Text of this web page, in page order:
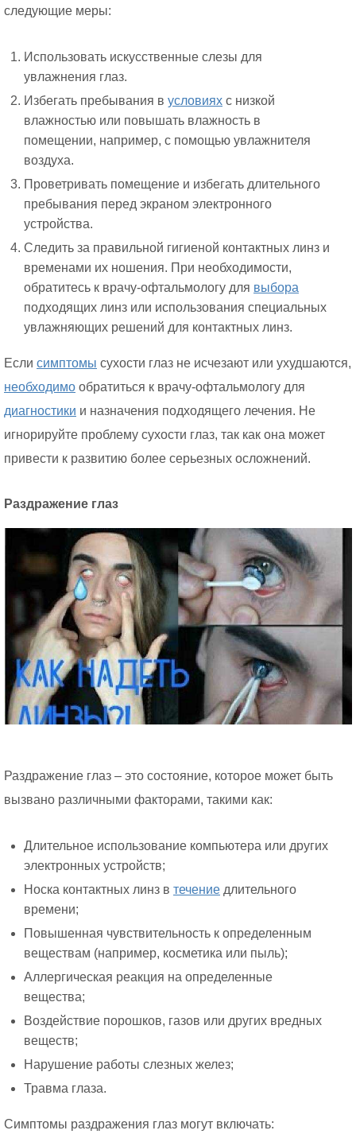
следующие меры:
Использовать искусственные слезы для
увлажнения глаз.
Избегать пребывания в условиях с низкой
влажностью или повышать влажность в
помещении, например, с помощью увлажнителя
воздуха.
Проветривать помещение и избегать длительного
пребывания перед экраном электронного
устройства.
Следить за правильной гигиеной контактных линз и
временами их ношения. При необходимости,
обратитесь к врачу-офтальмологу для выбора
подходящих линз или использования специальных
увлажняющих решений для контактных линз.
Если симптомы сухости глаз не исчезают или ухудшаются,
необходимо обратиться к врачу-офтальмологу для
диагностики и назначения подходящего лечения. Не
игнорируйте проблему сухости глаз, так как она может
привести к развитию более серьезных осложнений.
Раздражение глаз
Раздражение глаз – это состояние, которое может быть
вызвано различными факторами, такими как:
Длительное использование компьютера или других
электронных устройств;
Носка контактных линз в течение длительного
времени;
Повышенная чувствительность к определенным
веществам (например, косметика или пыль);
Аллергическая реакция на определенные
вещества;
Воздействие порошков, газов или других вредных
веществ;
Нарушение работы слезных желез;
Травма глаза.
Симптомы раздражения глаз могут включать: